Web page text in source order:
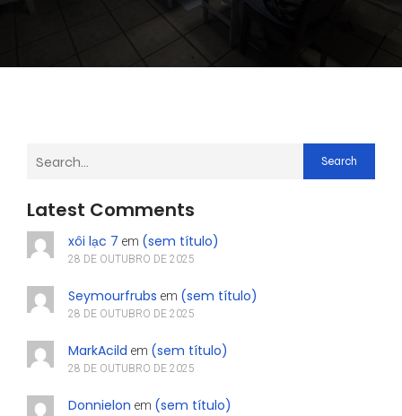
Search
Latest Comments
xôi lạc 7 em (sem título)
28 DE OUTUBRO DE 2025
Seymourfrubs em (sem título)
28 DE OUTUBRO DE 2025
MarkAcild em (sem título)
28 DE OUTUBRO DE 2025
Donnielon em (sem título)